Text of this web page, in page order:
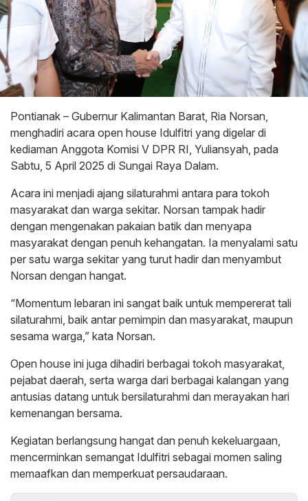
Pontianak – Gubernur Kalimantan Barat, Ria Norsan,
menghadiri acara open house Idulfitri yang digelar di
kediaman Anggota Komisi V DPR RI, Yuliansyah, pada
Sabtu, 5 April 2025 di Sungai Raya Dalam.
Acara ini menjadi ajang silaturahmi antara para tokoh
masyarakat dan warga sekitar. Norsan tampak hadir
dengan mengenakan pakaian batik dan menyapa
masyarakat dengan penuh kehangatan. Ia menyalami satu
per satu warga sekitar yang turut hadir dan menyambut
Norsan dengan hangat.
“Momentum lebaran ini sangat baik untuk mempererat tali
silaturahmi, baik antar pemimpin dan masyarakat, maupun
sesama warga,” kata Norsan.
Open house ini juga dihadiri berbagai tokoh masyarakat,
pejabat daerah, serta warga dari berbagai kalangan yang
antusias datang untuk bersilaturahmi dan merayakan hari
kemenangan bersama.
Kegiatan berlangsung hangat dan penuh kekeluargaan,
mencerminkan semangat Idulfitri sebagai momen saling
memaafkan dan memperkuat persaudaraan.